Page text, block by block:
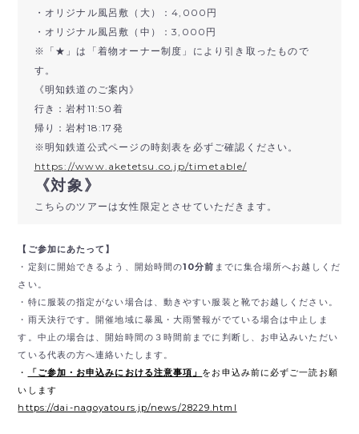
・オリジナル風呂敷（大）：4,000円
・オリジナル風呂敷（中）：3,000円
※「★」は「着物オーナー制度」により引き取ったもので
す。
《明知鉄道のご案内》
行き：岩村11:50着
帰り：岩村18:17発
※明知鉄道公式ページの時刻表を必ずご確認ください。
https://www.aketetsu.co.jp/timetable/
《対象》
こちらのツアーは女性限定とさせていただきます。
【ご参加にあたって】
・定刻に開始できるよう、開始時間の10分前 までに集合場所へお越しくだ
さい。
・特に服装の指定がない場合は、動きやすい服装と靴でお越しください。
・雨天決行です。開催地域に暴風・大雨警報がでている場合は中止しま
す。中止の場合は、開始時間の３時間前までに判断し、お申込みいただい
ている代表の方へ連絡いたします。
・
「ご参加・お申込みにおける注意事項」 をお申込み前に必ずご一読お願
いします
https://dai-nagoyatours.jp/news/28229.html